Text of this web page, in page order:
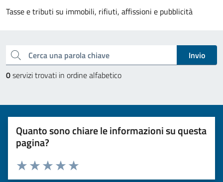
Tasse e tributi su immobili, rifiuti, affissioni e pubblicità
Cerca una parola chiave
Invio
0servizi trovati in ordine alfabetico
Quanto sono chiare le informazioni su questa
pagina?
Valuta da 1 a 5 stelle la pagina
Valuta 5 stelle su 5
Valuta 4 stelle su 5
Valuta 3 stelle su 5
Valuta 2 stelle su 5
Valuta 1 stelle su 5